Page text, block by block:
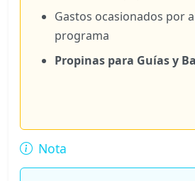
Gastos ocasionados por
programa
Propinas para Guías y
Nota